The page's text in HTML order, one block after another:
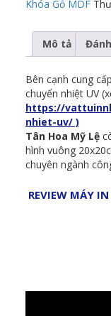
Khóa Gỗ MDF
Mô tả
Bên cạnh cung
chuyển nhiệt UV
https://
nhiet-uv/ )
Tân Hoa Mỹ Lệ
hình vuông
chuyên ngành
REVIEW MÁY